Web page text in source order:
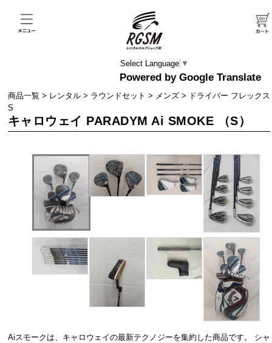
Select Language ▼
商品一覧 > レンタル > ラウンドセット > メンズ > ドライバー フレックス
S
キャロウェイ PARADYM Ai SMOKE （S）
Aiスモークは、キャロウェイの最新テクノジーを集約した商品です。 シャ